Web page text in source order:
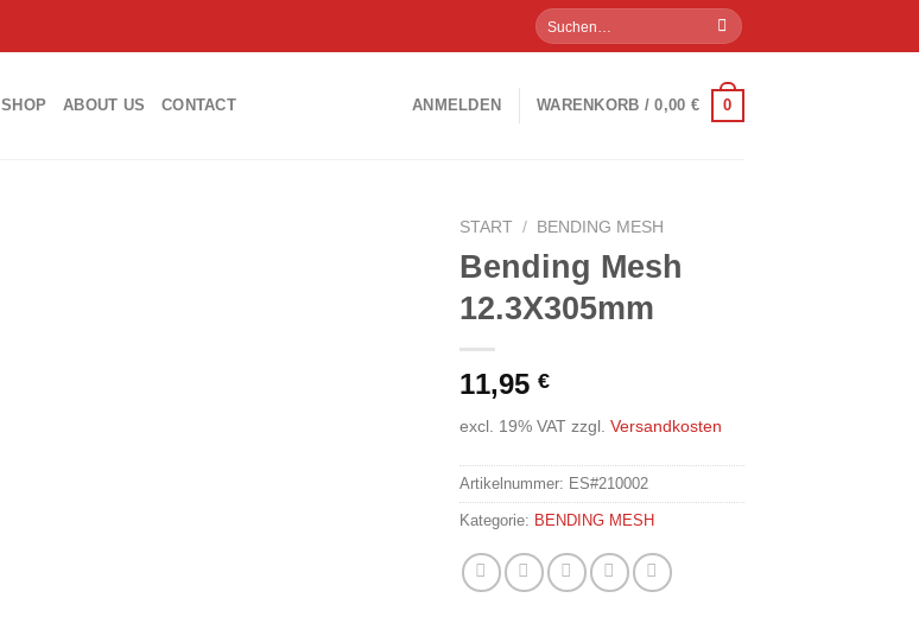
Suchen
nach:
SHOP ABOUT US CONTACT ANMELDEN WARENKORB /0,00 € 0
START / BENDING MESH
Bending Mesh
12.3X305mm
11,95 €
excl. 19% VAT zzgl. Versandkosten
Artikelnummer: ES#210002
Kategorie: BENDING MESH